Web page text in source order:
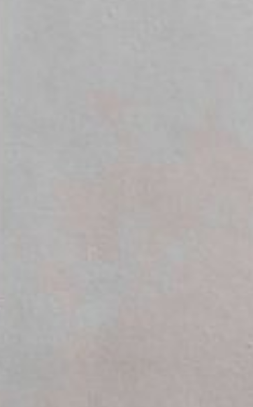
överväldigande 95 procent
deras AI-framsteg.
allvarliga utmaningar.
system är synliga, styrda och säkra.
de styrningssystem som är
klyfta i tilliten mellan AI-
som fungerar utanför godkända
AI-utvecklingen.
lider av en bristande tillit till AI. Han
AI; de har ett problem med tillit
av hur väl förtroendet kan byggas
en klyfta jämfört med de team som
de har en fullständig översikt över AI,
skillnader kan leda till problem i